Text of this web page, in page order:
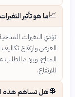
📈ما هو تأثير
تؤدي التغيرات
العرض وارتفاع
المتاح، ويزداد الطلب
للارتفاع.
💲هل تساهم هذه